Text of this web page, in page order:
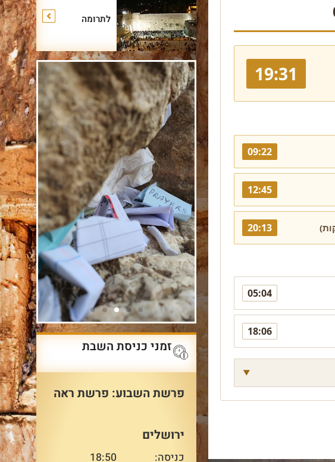
19:31
09:22
12:45
20:13
05:04
18:06
לתרומה
זמני כניסת השבת
פרשת השבוע: פרשת ראה
ירושלים
כניסה:
18:50